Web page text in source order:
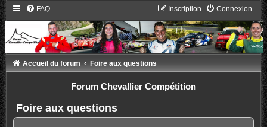
FAQ Connexion
Inscription
Accueil du forum Foire aux questions
Forum Chevallier Compétition
Foire aux questions